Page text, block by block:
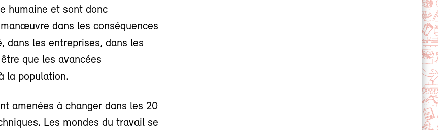
humaine et sont donc
dans les conséquences
dans les entreprises, dans les
que les avancées
la population.
amenées à changer dans les 20
Les mondes du travail se